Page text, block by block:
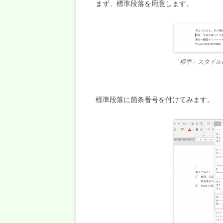
まず、標準段落を用意します。
「標準」スタイ
標準段落に箇条番号を付けてみます。